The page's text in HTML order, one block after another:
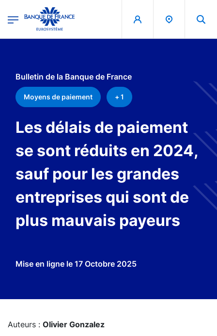
Banque de France - Menu Principal
Bulletin de la Banque de France
Moyens de paiement + 1
Les délais de paiement
se sont réduits en 2024,
sauf pour les grandes
entreprises qui sont de
plus mauvais payeurs
Mise en ligne le 17 Octobre 2025
Auteurs : Olivier Gonzalez